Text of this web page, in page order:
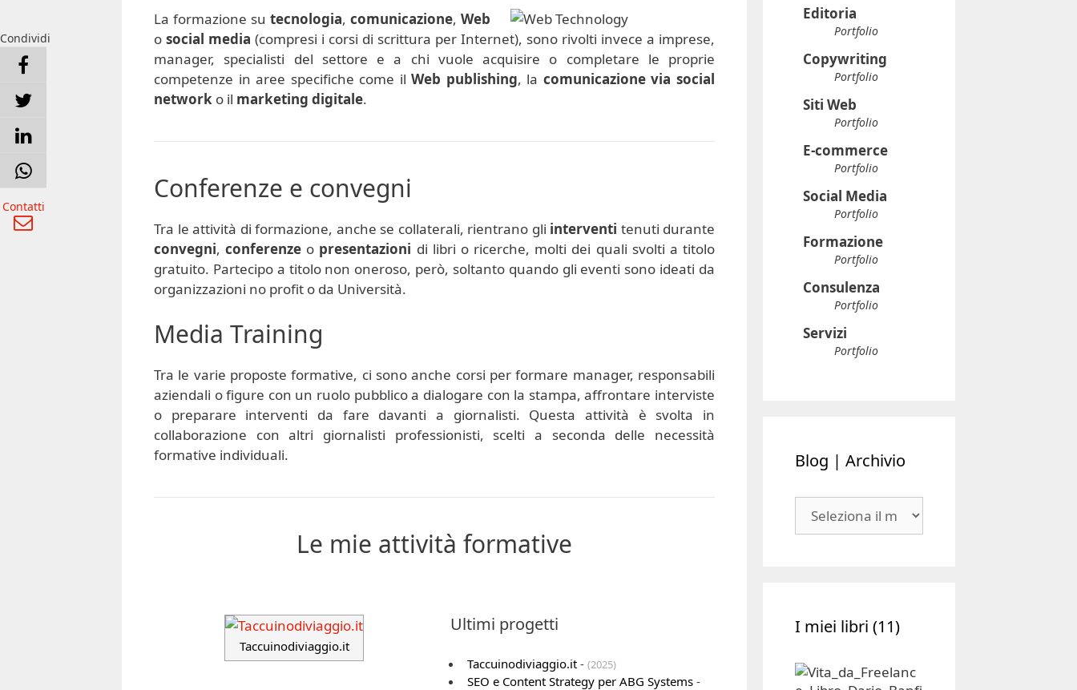
La formazione su tecnologia, comunicazione, Web
o social media (compresi i corsi di scrittura per Internet), sono rivolti invece a imprese,
manager, specialisti del settore e a chi vuole acquisire o completare le proprie
competenze in aree specifiche come ilWeb publishing, la comunicazione via social
network o il marketing digitale.
Conferenze e convegni
Tra le attività di formazione, anche se collaterali, rientrano gli interventi tenuti durante
convegni,conferenze o presentazioni di libri o ricerche, molti dei quali svolti a titolo
gratuito. Partecipo a titolo non oneroso, però, soltanto quando gli eventi sono ideati da
organizzazioni no profit o da Università.
Media Training
Tra le varie proposte formative, ci sono anche corsi per formare manager, responsabili
aziendali o figure con un ruolo pubblico a dialogare con la stampa, affrontare interviste
o preparare interventi da fare davanti a giornalisti. Questa attività è svolta in
collaborazione con altri giornalisti professionisti, scelti a seconda delle necessità
formative individuali.
Le mie attività formative
Taccuinodiviaggio.it
Ultimi progetti
Taccuinodiviaggio.it - (2025)
SEO e Content Strategy per ABG Systems -
Editoria
Portfolio
Copywriting
Portfolio
Siti Web
Portfolio
E-commerce
Portfolio
Social Media
Portfolio
Formazione
Portfolio
Consulenza
Portfolio
Servizi
Portfolio
Blog | Archivio
I miei libri (11)
Condividi
Contatti